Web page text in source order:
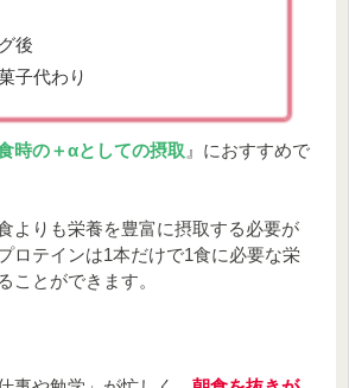
後
子代わり
時の＋αとしての摂取 』におすすめで
よりも栄養を豊富に摂取する必要が
ロテインは1本だけで1食に必要な栄
ことができます。